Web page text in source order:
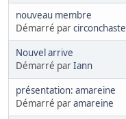
nouveau membre
Démarré parcirconchaste
Nouvel arrive
Démarré parIann
présentation: amareine
Démarré paramareine